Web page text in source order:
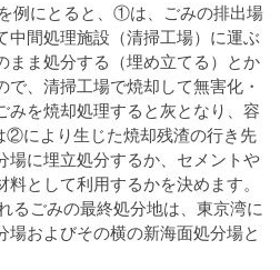
例にとると、①は、ごみの排出場
中間処理施設（清掃工場）に運ぶ
ま処分する（埋め立てる）とか
、清掃工場で焼却して無害化・
みを焼却処理すると灰となり、容
により生じた焼却残渣の行き先
場に埋立処分するか、セメントや
として利用するかを決めます。
るごみの最終処分地は、東京湾に
場およびその横の新海面処分場と